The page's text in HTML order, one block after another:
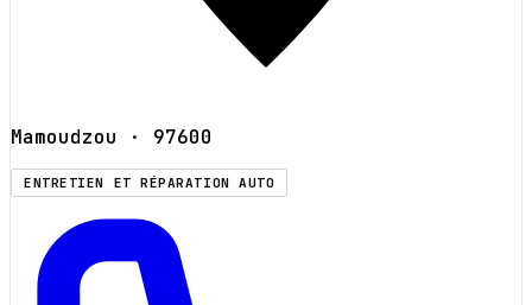
Mamoudzou · 97600
ENTRETIEN ET RÉPARATION AUTO